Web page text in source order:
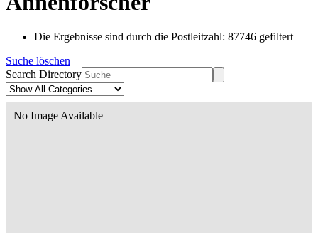
Die Ergebnisse sind durch die Postleitzahl: 87746 gefiltert
Suche löschen
Search Directory
No Image Available